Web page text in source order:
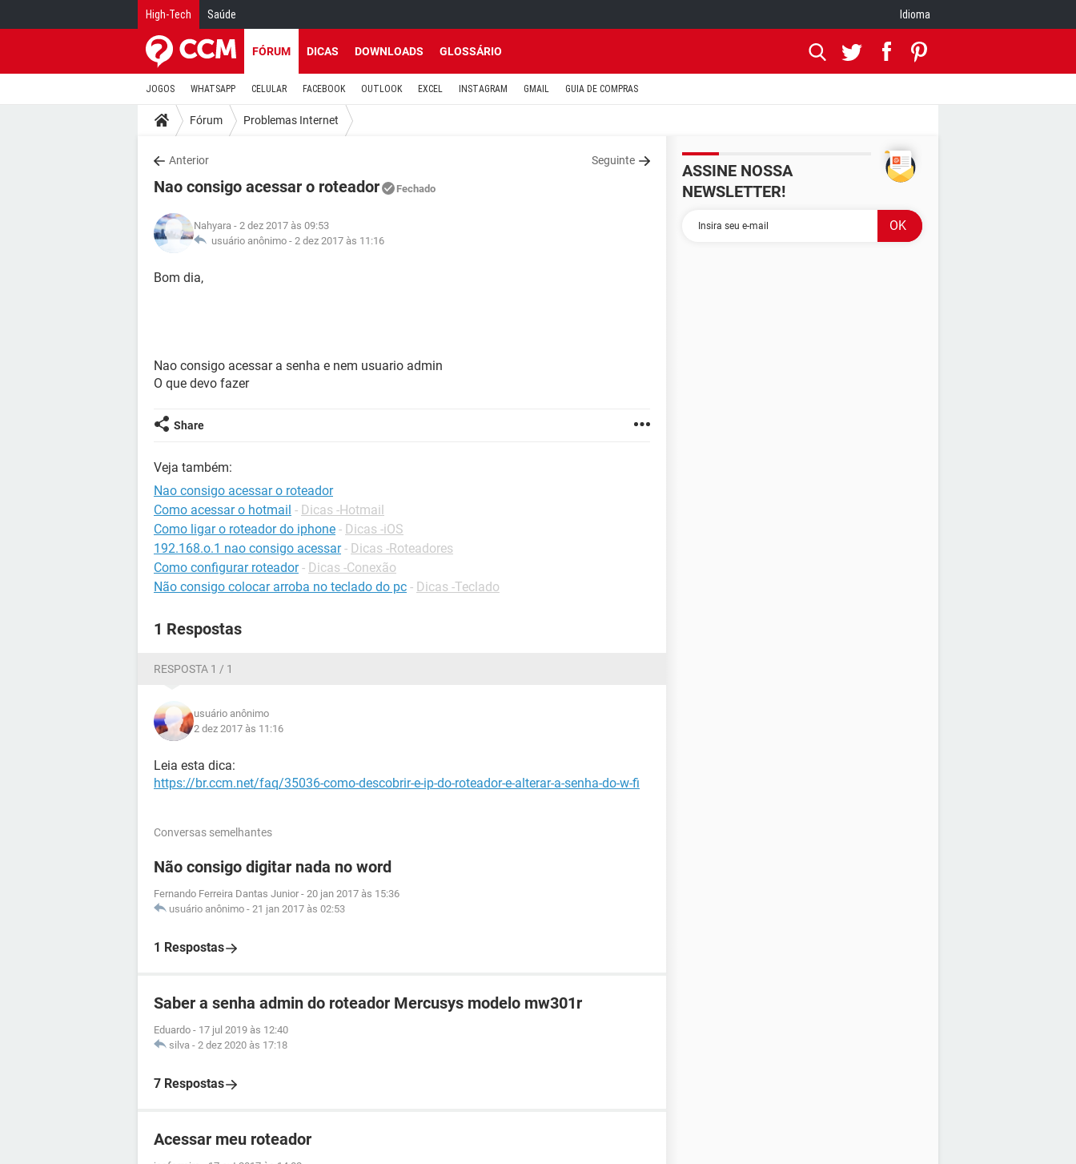
High-Tech Saúde Idioma
FÓRUM DICAS DOWNLOADS GLOSSÁRIO
JOGOS WHATSAPP CELULAR FACEBOOK OUTLOOK EXCEL INSTAGRAM GMAIL GUIA DE COMPRAS
Fórum Problemas Internet
Anterior Seguinte
Nao consigo acessar o roteador Fechado
Nahyara - 2 dez 2017 às 09:53
usuário anônimo - 2 dez 2017 às 11:16
Bom dia,
Nao consigo acessar a senha e nem usuario admin
O que devo fazer
Share
Veja também:
Nao consigo acessar o roteador
Como acessar o hotmail - Dicas -Hotmail
Como ligar o roteador do iphone - Dicas -iOS
192.168.o.1 nao consigo acessar - Dicas -Roteadores
Como configurar roteador - Dicas -Conexão
Não consigo colocar arroba no teclado do pc - Dicas -Teclado
1 Respostas
RESPOSTA 1 / 1
usuário anônimo
2 dez 2017 às 11:16
Leia esta dica:
https://br.ccm.net/faq/35036-como-descobrir-e-ip-do-roteador-e-alterar-a-senha-do-w-fi
Conversas semelhantes
Não consigo digitar nada no word
Fernando Ferreira Dantas Junior - 20 jan 2017 às 15:36
usuário anônimo - 21 jan 2017 às 02:53
1 Respostas
Saber a senha admin do roteador Mercusys modelo mw301r
Eduardo - 17 jul 2019 às 12:40
silva - 2 dez 2020 às 17:18
7 Respostas
Acessar meu roteador
ASSINE NOSSA
NEWSLETTER!